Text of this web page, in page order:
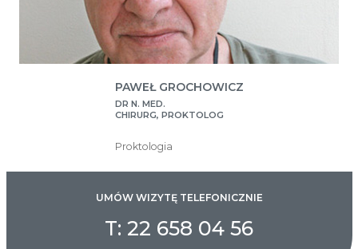
PAWEŁ GROCHOWICZ
DR N. MED.
CHIRURG, PROKTOLOG
Proktologia
UMÓW WIZYTĘ TELEFONICZNIE
T: 22 658 04 56